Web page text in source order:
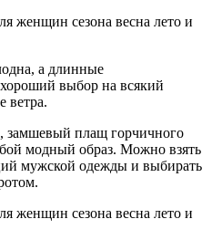
а длинные
выбор на всякий
ветра.
замшевый плащ горчичного
модный образ. Можно взять
мужской одежды и выбирать